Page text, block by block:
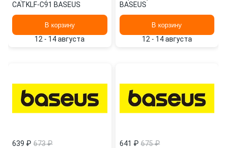
CATKLF-C91 BASEUS
В корзину
12 - 14 августа
BASEUS
В корзину
12 - 14 августа
639 ₽ 673 ₽
641 ₽ 675 ₽